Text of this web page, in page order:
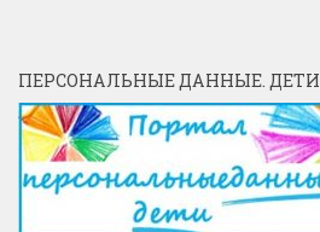
ПЕРСОНАЛЬНЫЕ ДАННЫЕ. ДЕТИ